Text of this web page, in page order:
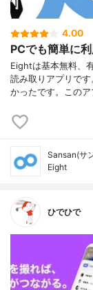
4.00
PCでも簡単に利
Eightは基本無料、
読み取りアプリで
かったです。この
Sansan(サ
Eight
ひでひで